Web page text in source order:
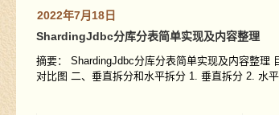
2022年7月18日
ShardingJdbc分库分表简单实现及内容整理
摘要： ShardingJdbc分库分表简单实现及内容整理
对比图 二、垂直拆分和水平拆分 1. 垂直拆分 2. 水